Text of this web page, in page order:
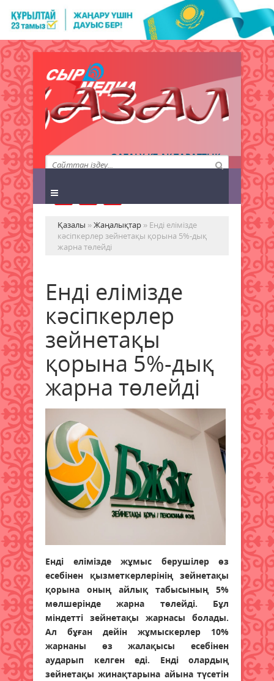
QAZALY.KZ АҚПАРАТТЫҚ
АГЕНТТІГІ
Қазалы »Жаңалықтар » Енді елімізде
кәсіпкерлер зейнетақы қорына 5%-дық
жарна төлейді
Енді елімізде
кәсіпкерлер
зейнетақы
қорына 5%-дық
жарна төлейді
Енді елімізде жұмыс берушілер өз
есебінен қызметкерлерінің зейнетақы
қорына оның айлық табысының 5%
мөлшерінде жарна төлейді. Бұл
міндетті зейнетақы жарнасы болады.
Ал бұған дейін жұмыскерлер 10%
жарнаны өз жалақысы есебінен
аударып келген еді. Енді олардың
зейнетақы жинақтарына айына түсетін